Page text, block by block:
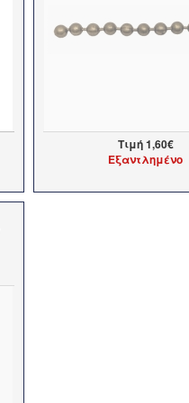
Τιμή1,60€
Εξαντλημένο